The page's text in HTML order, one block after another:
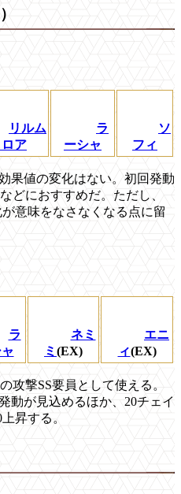
リルム
ロア
ラ
ーシャ
ソ
フィ
果値の変化はない。初回発動
どにおすすめだ。ただし、
意味をなさなくなる点に留
ラ
ネミ
ミ (EX)
エニ
ィ(EX)
攻撃SS要員として使える。
動が見込めるほか、20チェイ
昇する。